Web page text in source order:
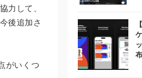
力して、
後追加さ
がいくつ